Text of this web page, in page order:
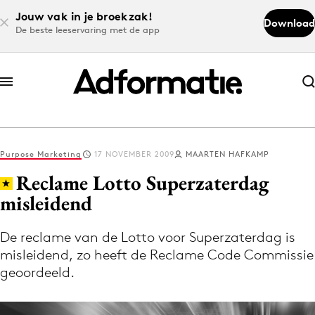
Jouw vak in je broekzak!
De beste leeservaring met de app
Download
Abonneer nu
Abonneer nu
Log in
Volg het laatste nieuws via de Adformatie
Nieuws app
Purpose Marketing 17 NOVEMBER 2009 MAARTEN HAFKAMP
Reclame Lotto Superzaterdag
misleidend
De reclame van de Lotto voor Superzaterdag is
misleidend, zo heeft de Reclame Code Commissie
geoordeeld.